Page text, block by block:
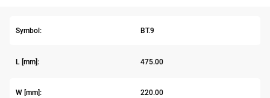
Symbol: BT.9
L [mm]: 475.00
W [mm]: 220.00